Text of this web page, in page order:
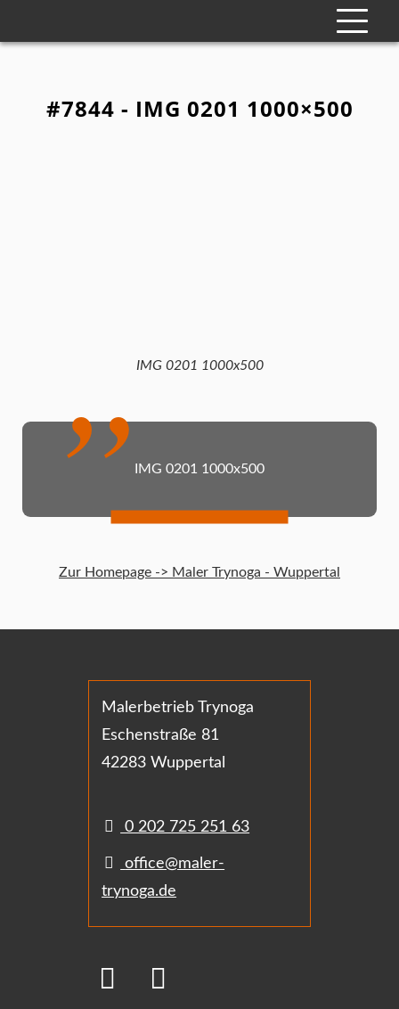
#7844 - IMG 0201 1000×500
IMG 0201 1000x500
IMG 0201 1000x500
Zur Homepage -> Maler Trynoga - Wuppertal
Malerbetrieb Trynoga
Eschenstraße 81
42283 Wuppertal
0 202 725 251 63
office@maler-
trynoga.de